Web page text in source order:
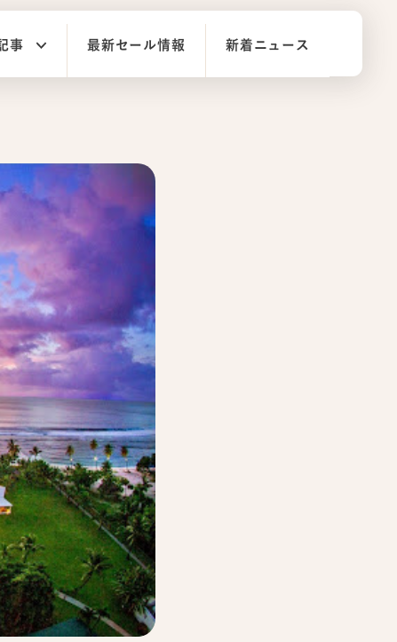
事 最新セール情報 新着ニュース